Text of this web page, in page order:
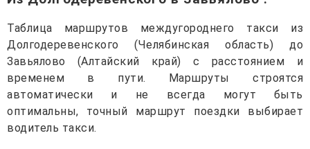
Таблица маршрутов междугороднего такси из
Долгодеревенского (Челябинская область) до
Завьялово (Алтайский край) с расстоянием и
временем в пути. Маршруты строятся
автоматически и не всегда могут быть
оптимальны, точный маршрут поездки выбирает
водитель такси.